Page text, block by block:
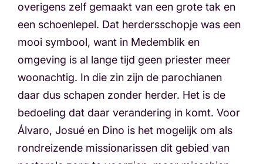
overigens zelf gemaakt van een grote tak en
een schoenlepel. Dat herdersschopje was een
mooi symbool, want in Medemblik en
omgeving is al lange tijd geen priester meer
woonachtig. In die zin zijn de parochianen
daar dus schapen zonder herder. Het is de
bedoeling dat daar verandering in komt. Voor
Álvaro, Josué en Dino is het mogelijk om als
rondreizende missionarissen dit gebied van